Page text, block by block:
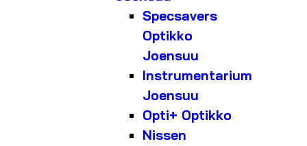
Specsavers
Optikko
Joensuu
Instrumentarium
Joensuu
Opti+ Optikko
Nissen